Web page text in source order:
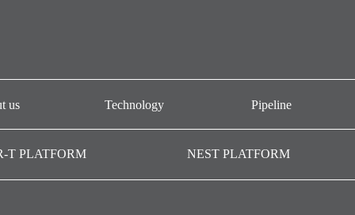
us Technology Pipeline
T PLATFORM NEST PLATFORM